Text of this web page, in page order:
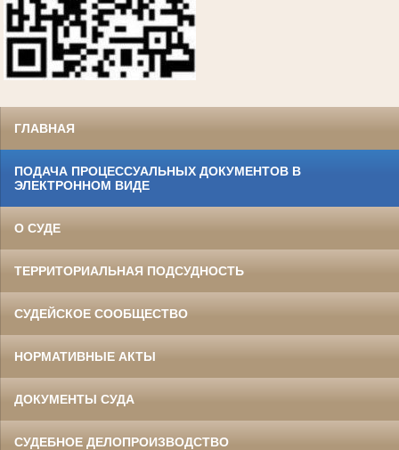
ГЛАВНАЯ
ПОДАЧА ПРОЦЕССУАЛЬНЫХ ДОКУМЕНТОВ В
ЭЛЕКТРОННОМ ВИДЕ
О СУДЕ
ТЕРРИТОРИАЛЬНАЯ ПОДСУДНОСТЬ
СУДЕЙСКОЕ СООБЩЕСТВО
НОРМАТИВНЫЕ АКТЫ
ДОКУМЕНТЫ СУДА
СУДЕБНОЕ ДЕЛОПРОИЗВОДСТВО